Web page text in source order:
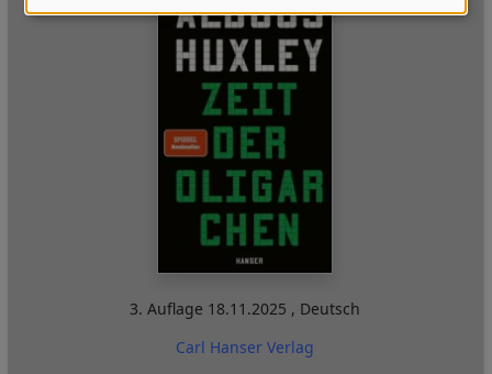
3. Auflage 18.11.2025 , Deutsch
Carl Hanser Verlag
Daten